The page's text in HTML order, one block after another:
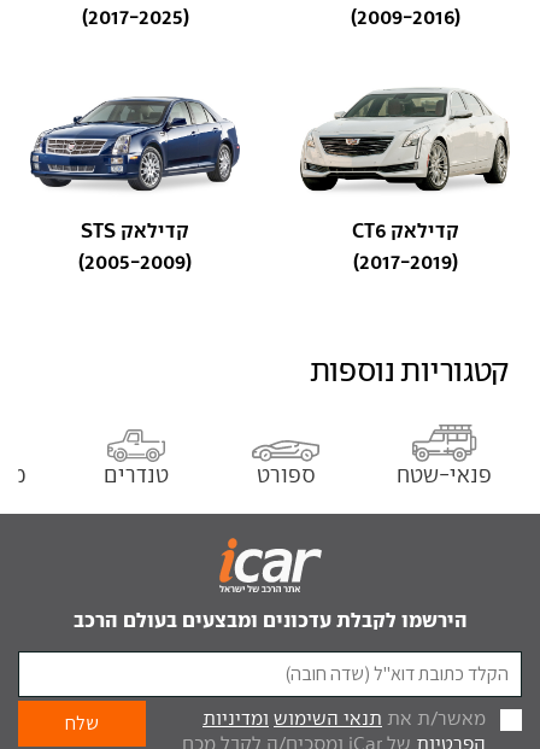
(2009-2016)
(2017-2025)
קדילאק CT6
(2017-2019)
קדילאק STS
(2005-2009)
קטגוריות נוספות
פנאי-שטח ספורט טנדרים
הירשמו לקבלת עדכונים ומבצעים בעולם הרכב
מאשר/ת את תנאי השימוש ומדיניות
הפרטיות
של iCar ומסכים/ה לקבל מכם